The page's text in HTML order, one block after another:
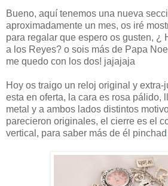
Bueno, aquí tenemos una nueva
aproximadamente un mes, os iré
para regalar que espero os gusten, ¿
a los Reyes? o sois más de Papa
me quedo con los dos! jajajaja
Hoy os traigo un reloj original y
esta en oferta, la cara es rosa pálido,
metal y a ambos lados distintos
parecieron originales, el cierre es el
vertical, para saber más de él pinchad